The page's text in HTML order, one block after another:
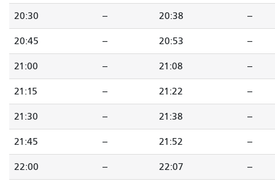
20:30 -- 20:38 --
20:45 -- 20:53 --
21:00 -- 21:08 --
21:15 -- 21:22 --
21:30 -- 21:38 --
21:45 -- 21:52 --
22:00 -- 22:07 --